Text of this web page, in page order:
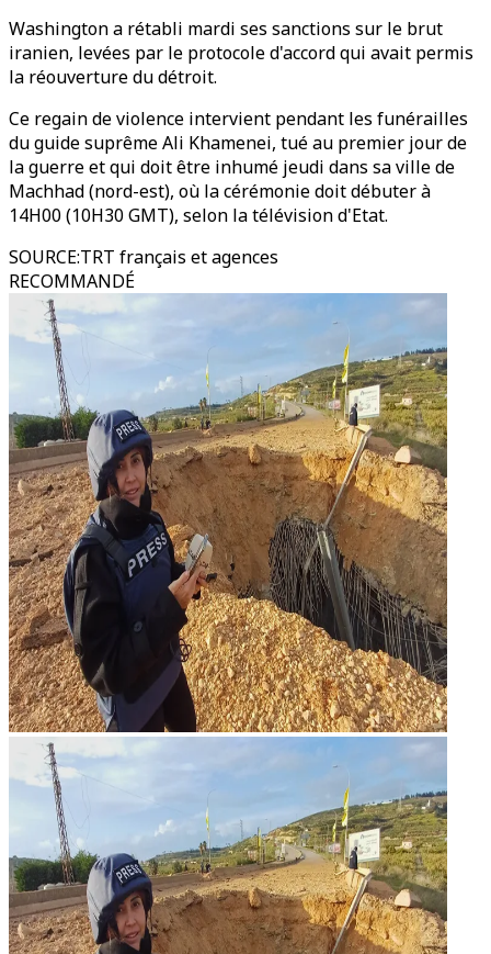
Washington a rétabli mardi ses sanctions sur le brut
iranien, levées par le protocole d'accord qui avait permis
la réouverture du détroit.
Ce regain de violence intervient pendant les funérailles
du guide suprême Ali Khamenei, tué au premier jour de
la guerre et qui doit être inhumé jeudi dans sa ville de
Machhad (nord-est), où la cérémonie doit débuter à
14H00 (10H30 GMT), selon la télévision d'Etat.
SOURCE:TRT français et agences
RECOMMANDÉ